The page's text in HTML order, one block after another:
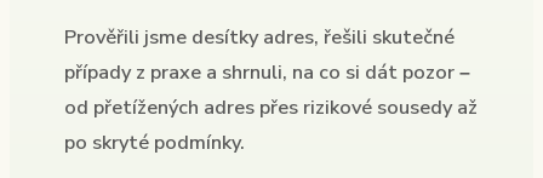
Prověřili jsme desítky adres, řešili skutečné
případy z praxe a shrnuli, na co si dát pozor –
od přetížených adres přes rizikové sousedy až
po skryté podmínky.